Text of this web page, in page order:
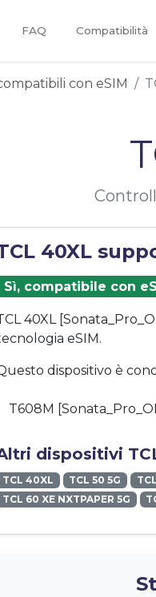
FAQ Compatibilità
con eSIM
40XL
Sì, compatibile con
40XL
eSIM.
dispositivo è
T608M
dispositivi
TCL 40XL TCL 50 5G
TCL 60 XE NXTPAPER 5G